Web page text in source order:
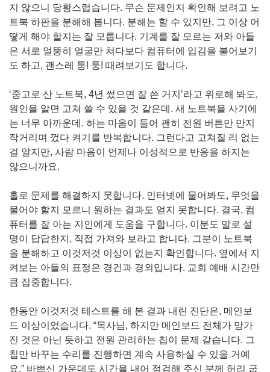
지 않으니 당황스럽습니다. 무슨 문제인지 확인해 보려고 노
트북 하판을 분해해 봅니다. 분해는 할 수 있지만, 그 이상 어
떻게 해야 할지는 잘 모릅니다. 기계를 잘 모르는 저와 아들
은 서로 멀뚱히 얼굴만 쳐다보다 컴퓨터에 입김을 불어보기
도 하고, 괜스레 퉁! 퉁! 때려보기도 합니다.
‘중고로 산 노트북, 4년 썼으면 잘 쓴 거지’라고 위로해 봐도,
원인을 알면 고쳐 쓸 수 있을 것 같은데. 새 노트북을 사기에
는 너무 아까운데. 하는 마음이 들어 괜히 전원 버튼만 만지
작거리며 껐다 켜기를 반복합니다. 그런다고 고쳐질 리 없는
걸 알지만, 사람 마음이 언제나 이성적으로 반응을 하지는
않으니까요.
홀로 문제를 해결하지 못합니다. 인터넷에 물어봐도, 무엇을
물어야 할지 모르니 원하는 결과도 얻지 못합니다. 결국, 컴
퓨터를 잘 아는 지인에게 도움을 구합니다. 이분도 말로 설
명이 답답한지, 직접 가져와 보라고 합니다. 그분이 노트북
을 분해하고 이것저것 이상이 없는지 확인합니다. 옆에서 지
켜보는 아들의 표정은 경건과 경외입니다. 교회 예배 시간만
큼 집중합니다.
한동안 이것저것 테스트를 해 본 결과 내린 진단은, 메인보
드 이상이었습니다. “목사님, 하지만 메인보드 전체가 망가
진 것은 아닌 듯하고 전원 관리하는 칩이 문제 같습니다. 그
칩만 바꾸는 수리를 진행하면 계속 사용하실 수 있을 거예
요.” 바쁘신 가운데도 시간을 내어 점검해 주신 분께 허리 굽